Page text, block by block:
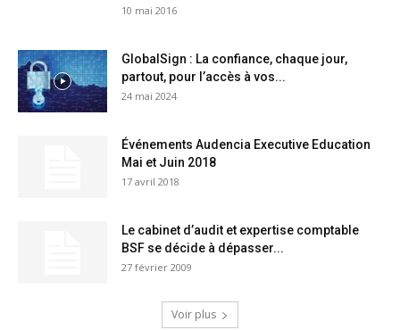
10 mai 2016
GlobalSign : La confiance, chaque jour,
partout, pour l’accès à vos...
24 mai 2024
Événements Audencia Executive Education
Mai et Juin 2018
17 avril 2018
Le cabinet d’audit et expertise comptable
BSF se décide à dépasser...
27 février 2009
Voir plus